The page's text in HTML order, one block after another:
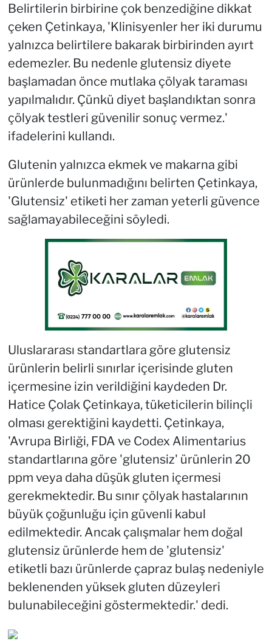
Belirtilerin birbirine çok benzediğine dikkat
çeken Çetinkaya, 'Klinisyenler her iki durumu
yalnızca belirtilere bakarak birbirinden ayırt
edemezler. Bu nedenle glutensiz diyete
başlamadan önce mutlaka çölyak taraması
yapılmalıdır. Çünkü diyet başlandıktan sonra
çölyak testleri güvenilir sonuç vermez.'
ifadelerini kullandı.
Glutenin yalnızca ekmek ve makarna gibi
ürünlerde bulunmadığını belirten Çetinkaya,
'Glutensiz' etiketi her zaman yeterli güvence
sağlamayabileceğini söyledi.
Uluslararası standartlara göre glutensiz
ürünlerin belirli sınırlar içerisinde gluten
içermesine izin verildiğini kaydeden Dr.
Hatice Çolak Çetinkaya, tüketicilerin bilinçli
olması gerektiğini kaydetti. Çetinkaya,
'Avrupa Birliği, FDA ve Codex Alimentarius
standartlarına göre 'glutensiz' ürünlerin 20
ppm veya daha düşük gluten içermesi
gerekmektedir. Bu sınır çölyak hastalarının
büyük çoğunluğu için güvenli kabul
edilmektedir. Ancak çalışmalar hem doğal
glutensiz ürünlerde hem de 'glutensiz'
etiketli bazı ürünlerde çapraz bulaş nedeniyle
beklenenden yüksek gluten düzeyleri
bulunabileceğini göstermektedir.' dedi.